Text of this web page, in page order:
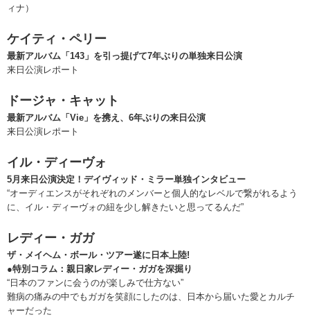
ィナ）
ケイティ・ペリー
最新アルバム「143」を引っ提げて7年ぶりの単独来日公演
来日公演レポート
ドージャ・キャット
最新アルバム「Vie」を携え、6年ぶりの来日公演
来日公演レポート
イル・ディーヴォ
5月来日公演決定！デイヴィッド・ミラー単独インタビュー
“オーディエンスがそれぞれのメンバーと個人的なレベルで繋がれるよう
に、イル・ディーヴォの紐を少し解きたいと思ってるんだ”
レディー・ガガ
ザ・メイヘム・ボール・ツアー遂に日本上陸!
●特別コラム：親日家レディー・ガガを深掘り
“日本のファンに会うのが楽しみで仕方ない”
難病の痛みの中でもガガを笑顔にしたのは、日本から届いた愛とカルチ
ャーだった